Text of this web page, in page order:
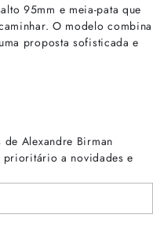
95mm e meia-pata que
O modelo combina
proposta sofisticada e
Alexandre Birman
prioritário a novidades e